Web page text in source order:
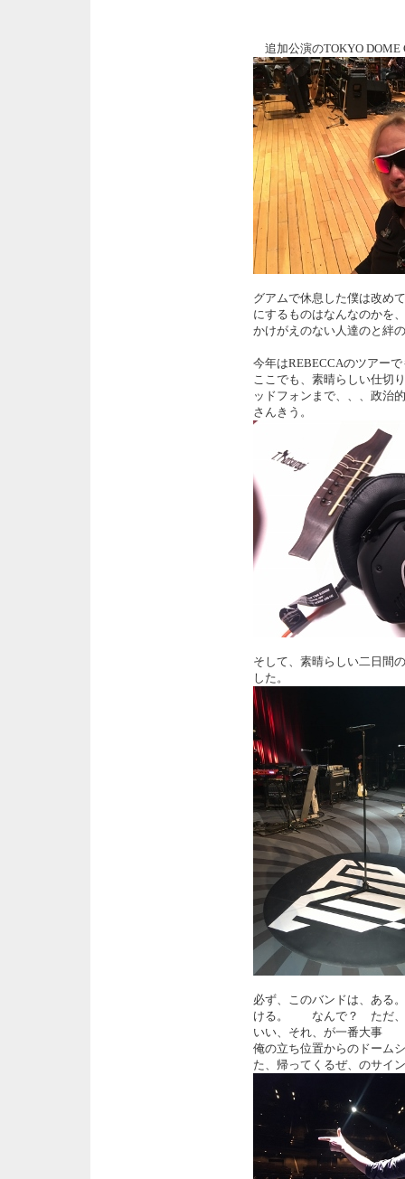
追加公演のTOKYO
グアムで休息した僕は改め
にするものはなんなのか
かけがえのない人達のと絆
今年はREBECCAのツアー
ここでも、素晴らしい仕
ッドフォンまで、、、政治
さんきう。
そして、素晴らしい二日間
した。
必ず、このバンドは、ある
ける。 なんで？ ただ、
いい、それ、が一番大事
俺の立ち位置からのドーム
た、帰ってくるぜ、のサイ